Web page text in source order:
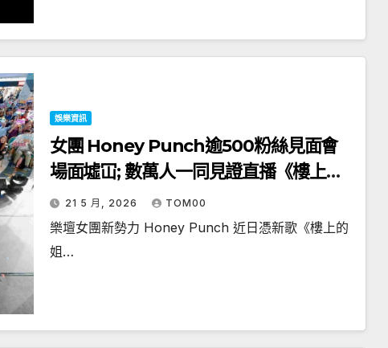
娛樂資訊
女團 Honey Punch逾500粉絲見面會
場面墟冚; 數萬人一同見證直播《樓上的
姐姐》大合唱
21 5 月, 2026 TOM00
樂壇女團新勢力 Honey Punch 近日憑新歌《樓上的
姐…